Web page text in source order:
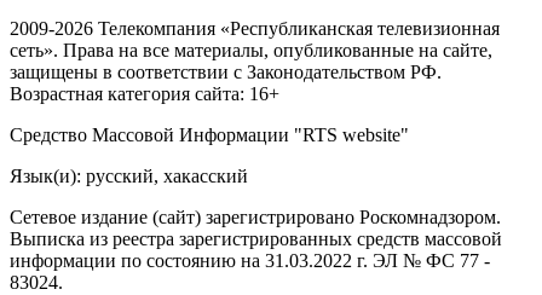
2009-2026 Телекомпания «Республиканская телевизионная
сеть». Права на все материалы, опубликованные на сайте,
защищены в соответствии с Законодательством РФ.
Возрастная категория сайта: 16+
Средство Массовой Информации "RTS website"
Язык(и): русский, хакасский
Сетевое издание (сайт) зарегистрировано Роскомнадзором.
Выписка из реестра зарегистрированных средств массовой
информации по состоянию на 31.03.2022 г. ЭЛ № ФС 77 -
83024.